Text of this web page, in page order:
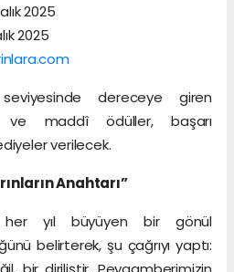
2025
2025
dereceye giren
ve maddî ödüller, başarı
verilecek.
Anahtarı”
her yıl büyüyen bir gönül
belirterek, şu çağrıyı yaptı: